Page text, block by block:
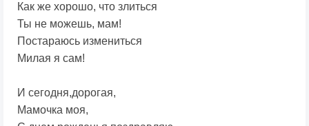
Как же хорошо, что злиться
Ты не можешь, мам!
Постараюсь измениться
Милая я сам!
И сегодня,дорогая,
Мамочка моя,